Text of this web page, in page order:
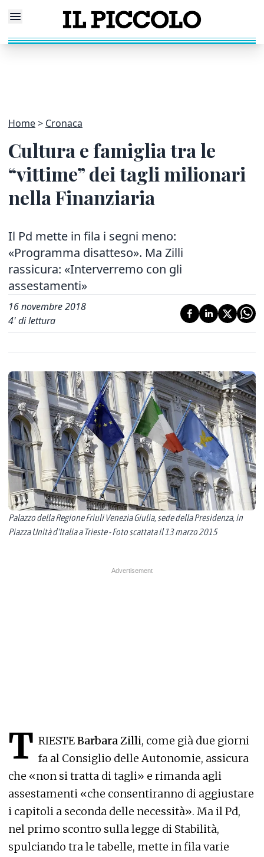
Home Cronaca
Cultura e famiglia tra le
“vittime” dei tagli milionari
nella Finanziaria
Il Pd mette in fila i segni meno:
«Programma disatteso». Ma Zilli
rassicura: «Interverremo con gli
assestamenti»
16 novembre 2018
4' di lettura
Palazzo della Regione Friuli Venezia Giulia, sede della Presidenza, in
Piazza Unità d'Italia a Trieste - Foto scattata il 13 marzo 2015
T RIESTEBarbara Zilli, come già due giorni
fa al Consiglio delle Autonomie, assicura
che «non si tratta di tagli» e rimanda agli
assestamenti «che consentiranno di aggiustare
i capitoli a seconda delle necessità». Ma il Pd,
nel primo scontro sulla legge di Stabilità,
spulciando tra le tabelle, mette in fila varie